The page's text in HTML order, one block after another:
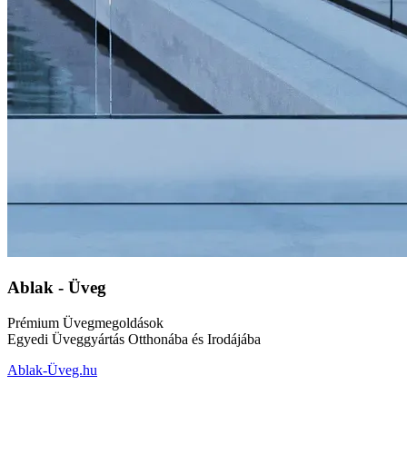
Ablak - Üveg
Prémium Üvegmegoldások
Egyedi Üveggyártás Otthonába és Irodájába
Ablak-Üveg.hu